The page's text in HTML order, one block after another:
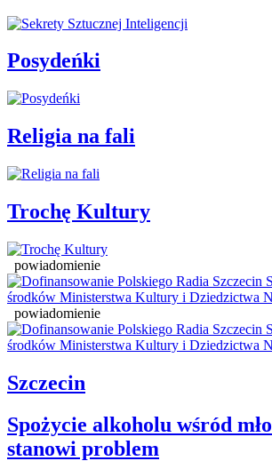
Posydeńki
Religia na fali
Trochę Kultury
powiadomienie
powiadomienie
Szczecin
Spożycie alkoholu wśród
stanowi problem